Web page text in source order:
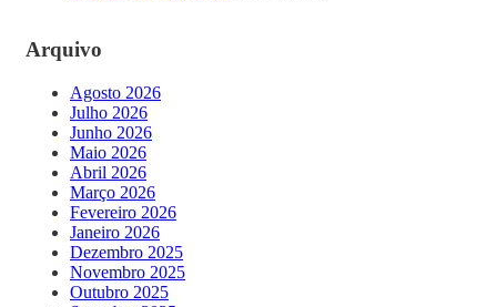
Arquivo
Agosto 2026
Julho 2026
Junho 2026
Maio 2026
Abril 2026
Março 2026
Fevereiro 2026
Janeiro 2026
Dezembro 2025
Novembro 2025
Outubro 2025